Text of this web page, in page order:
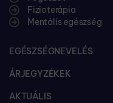
Fizioterápia
Mentális egészség
EGÉSZSÉGNEVELÉS
ÁRJEGYZÉKEK
AKTUÁLIS